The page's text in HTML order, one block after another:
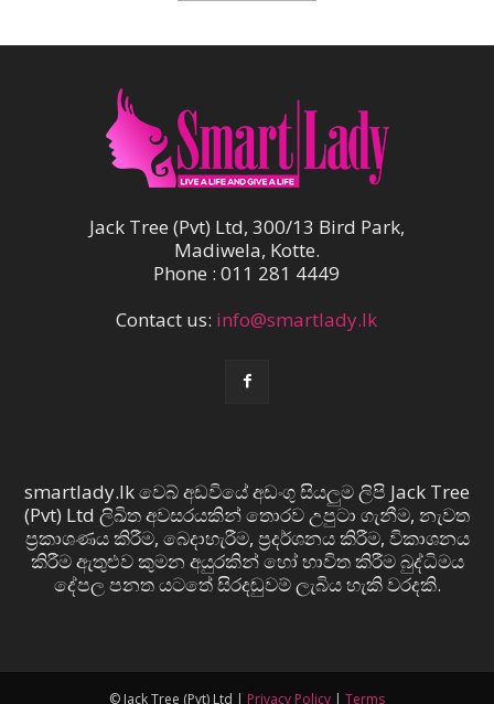
Jack Tree (Pvt) Ltd, 300/13 Bird Park,
Madiwela, Kotte.
Phone : 011 281 4449
Contact us: info@smartlady.lk
smartlady.lk වෙබ් අඩවියේ අඩංගු සියලුම ලිපි Jack Tree
(Pvt) Ltd ලිඛිත අවසරයකින් තොරව උපුටා ගැනීම, නැවත
ප්‍රකාශණය කිරීම, බෙදාහැරීම, ප්‍රදර්ශනය කිරීම, විකාශනය
කිරීම ඇතුළුව කුමන අයුරකින් හෝ භාවිත කිරීම බුද්ධිමය
දේපල පනත යටතේ සිරදඬුවම් ලැබිය හැකි වරදකි.
© Jack Tree (Pvt) Ltd | Privacy Policy Terms